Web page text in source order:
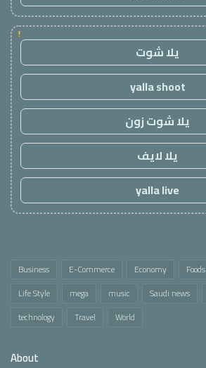
!
يلا شوت
yalla shoot
يلا شوت زون
يلا لايف
yalla live
Business E-Commerce Economy Foods
Life Style
mega music Saudi news
technology
Travel World
About